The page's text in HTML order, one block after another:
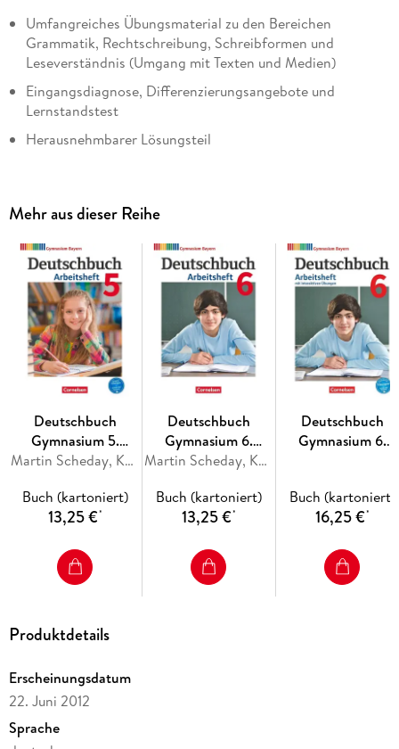
Umfangreiches Übungsmaterial zu den Bereichen
Grammatik, Rechtschreibung, Schreibformen und
Leseverständnis (Umgang mit Texten und Medien)
Eingangsdiagnose, Differenzierungsangebote und
Lernstandstest
Herausnehmbarer Lösungsteil
Mehr aus dieser Reihe
Deutschbuch
Gymnasium 5.
Jahrgangsstufe.
Lösungen. Bayern
Martin Scheday, Konrad Wieland
Buch (kartoniert)
13,25 €*
Deutschbuch
Gymnasium 6.
Jahrgangsstufe -
mit Lösungen
Martin Scheday, Konrad Wieland
Buch (kartoniert)
13,25 €*
Deutschbuch
Gymnasium 6.
mit interaktiven
Übungen auf
Buch (kartoniert)
16,25 €*
Produktdetails
Erscheinungsdatum
22. Juni 2012
Sprache